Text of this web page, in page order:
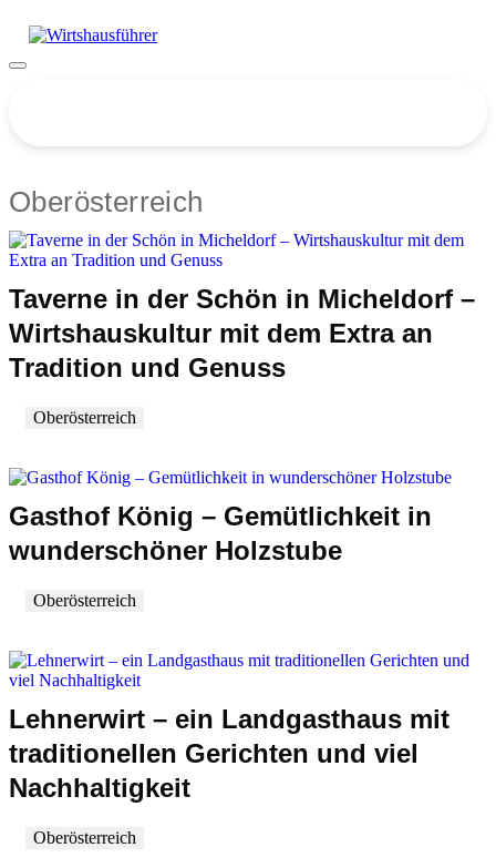
Inhalt
Menü
Oberösterreich
Taverne in der Schön in Micheldorf –
Wirtshauskultur mit dem Extra an
Tradition und Genuss
Oberösterreich
Gasthof König – Gemütlichkeit in
wunderschöner Holzstube
Oberösterreich
Lehnerwirt – ein Landgasthaus mit
traditionellen Gerichten und viel
Nachhaltigkeit
Oberösterreich